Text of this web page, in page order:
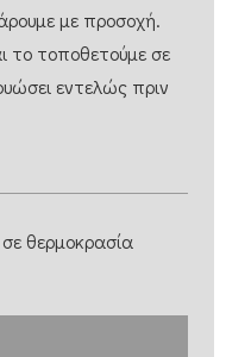
με προσοχή.
το τοποθετούμε σε
εντελώς πριν
θερμοκρασία